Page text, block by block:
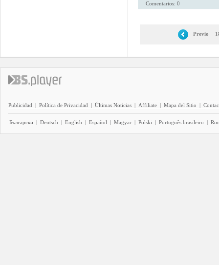
Comentarios: 0
Previo
Publicidad | Política de Privacidad | Últimas Noticias | Affiliate | Mapa del Sitio |
Български | Deutsch | English | Español | Magyar | Polski | Português brasileiro |